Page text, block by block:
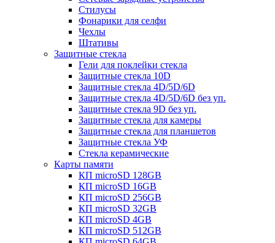
Стилусы
Фонарики для селфи
Чехлы
Штативы
Защитные стекла
Гели для поклейки стекла
Защитные стекла 10D
Защитные стекла 4D/5D/6D
Защитные стекла 4D/5D/6D без уп.
Защитные стекла 9D без уп.
Защитные стекла для камеры
Защитные стекла для планшетов
Защитные стекла УФ
Стекла керамические
Карты памяти
КП microSD 128GB
КП microSD 16GB
КП microSD 256GB
КП microSD 32GB
КП microSD 4GB
КП microSD 512GB